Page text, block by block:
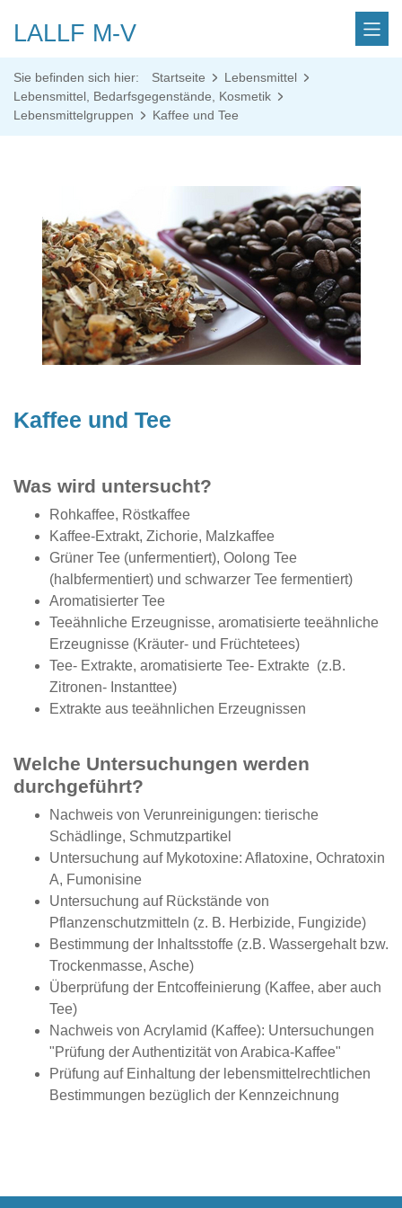
LALLF M-V
Sie befinden sich hier: Startseite
Lebensmittel
Lebensmittel, Bedarfsgegenstände, Kosmetik
Lebensmittelgruppen
Kaffee und Tee
Kaffee und Tee
Was wird untersucht?
Rohkaffee, Röstkaffee
Kaffee-Extrakt, Zichorie, Malzkaffee
Grüner Tee (unfermentiert), Oolong Tee
(halbfermentiert) und schwarzer Tee fermentiert)
Aromatisierter Tee
Teeähnliche Erzeugnisse, aromatisierte teeähnliche
Erzeugnisse (Kräuter- und Früchtetees)
Tee- Extrakte, aromatisierte Tee- Extrakte (z.B.
Zitronen- Instanttee)
Extrakte aus teeähnlichen Erzeugnissen
Welche Untersuchungen werden
durchgeführt?
Nachweis von Verunreinigungen: tierische
Schädlinge, Schmutzpartikel
Untersuchung auf Mykotoxine: Aflatoxine, Ochratoxin
A, Fumonisine
Untersuchung auf Rückstände von
Pflanzenschutzmitteln (z. B. Herbizide, Fungizide)
Bestimmung der Inhaltsstoffe (z.B. Wassergehalt bzw.
Trockenmasse, Asche)
Überprüfung der Entcoffeinierung (Kaffee, aber auch
Tee)
Nachweis von Acrylamid (Kaffee): Untersuchungen
"Prüfung der Authentizität von Arabica-Kaffee"
Prüfung auf Einhaltung der lebensmittelrechtlichen
Bestimmungen bezüglich der Kennzeichnung